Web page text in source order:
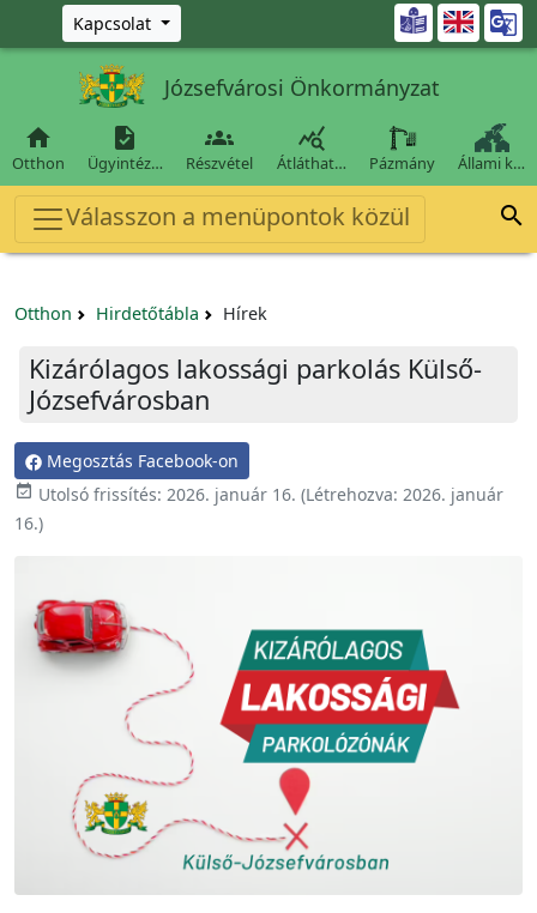
Ugrás a fő tartalomra
Kapcsolat 
Józsefvárosi Önkormányzat

Otthon

Ügyintéz…

Részvétel

Átláthat… Pázmány Állami k…
Válasszon a menüpontok közül 
Otthon Hirdetőtábla Hírek
Kizárólagos lakossági parkolás Külső-
Józsefvárosban
Megosztás Facebook-on
 Utolsó frissítés: 2026. január 16. (Létrehozva: 2026. január
16.)